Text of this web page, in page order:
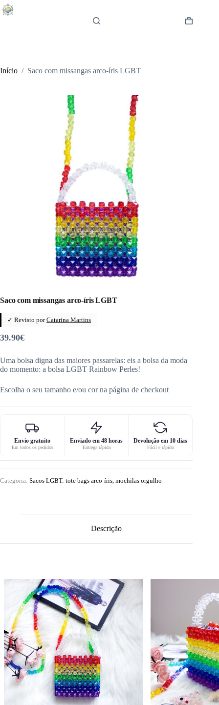
Pular
para
Carrinho
Início / Saco com missangas arco-íris LGBT
Saco com missangas arco-íris LGBT
✓ Revisto porCatarina Martins
39.90€
Uma bolsa digna das maiores passarelas: eis a bolsa da moda
do momento: a bolsa LGBT Rainbow Perles!
Escolha o seu tamanho e/ou cor na página de checkout
Envio gratuito
Em todos os pedidos
Enviado em 48 horas
Entrega rápida
Devolução em 10 dias
Fácil e rápido
Categoria: Sacos LGBT: tote bags arco-íris, mochilas orgulho
Descrição